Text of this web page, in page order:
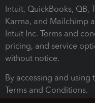
Intuit, QuickBooks, QB,
Karma, and Mailchimp
Intuit Inc. Terms and
pricing, and service
without notice.
By accessing and
Terms and Conditions.